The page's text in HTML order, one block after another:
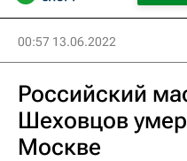
00:57 13.06.2022
Российский
Шеховцов
Москве